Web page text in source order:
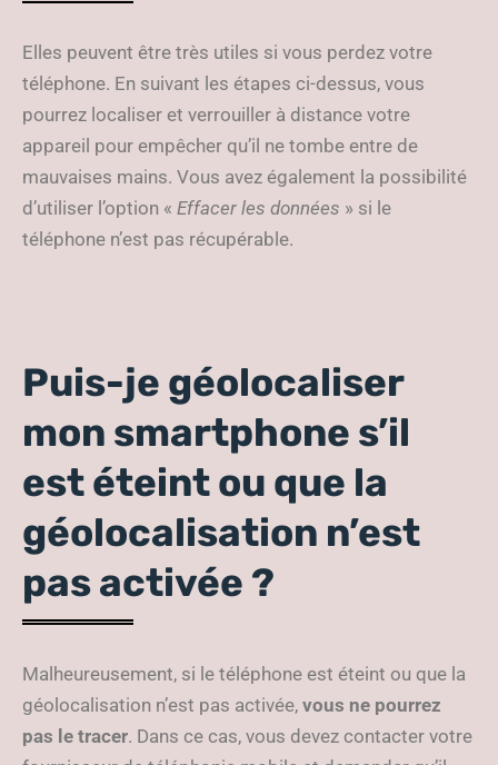
Elles peuvent être très utiles si vous perdez votre
téléphone. En suivant les étapes ci-dessus, vous
pourrez localiser et verrouiller à distance votre
appareil pour empêcher qu’il ne tombe entre de
mauvaises mains. Vous avez également la possibilité
d’utiliser l’option « Effacer les données » si le
téléphone n’est pas récupérable.
Puis-je géolocaliser
mon smartphone s’il
est éteint ou que la
géolocalisation n’est
pas activée ?
Malheureusement, si le téléphone est éteint ou que la
géolocalisation n’est pas activée, vous ne pourrez
pas le tracer. Dans ce cas, vous devez contacter votre